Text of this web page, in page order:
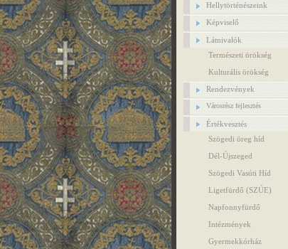
Hellytörténészeink
Képviselő
Látnivalók
Természeti örökség
Kulturális örökség
Rendezvények
Városrész fejlesztés
Értékvesztés
Szögedi öreg híd
Dél-Újszeged
Szögedi Vasúti Híd
Ligetfürdő (SZÚE)
Napfonnyfürdő
Intézmények
Gyermekkórház